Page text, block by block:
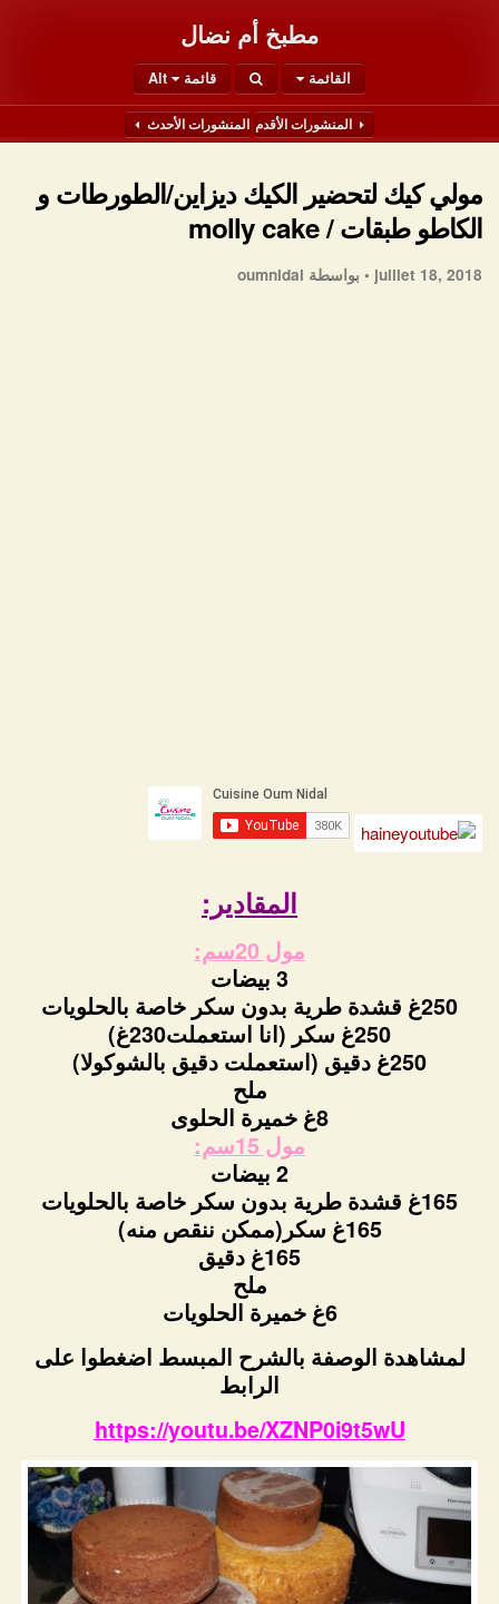
مطبخ أم نضال
القائمة قائمة Alt
المنشورات الأقدم المنشورات الأحدث
مولي كيك لتحضير الكيك ديزاين/الطورطات و
الكاطو طبقات / molly cake
juillet 18, 2018 • بواسطة oumnidal
المقادير:
مول 20سم:
3 بيضات
250غ قشدة طرية بدون سكر خاصة بالحلويات
250غ سكر (انا استعملت230غ)
250غ دقيق (استعملت دقيق بالشوكولا)
ملح
8غ خميرة الحلوى
مول 15سم:
2 بيضات
165غ قشدة طرية بدون سكر خاصة بالحلويات
165غ سكر(ممكن ننقص منه)
165غ دقيق
ملح
6غ خميرة الحلويات
لمشاهدة الوصفة بالشرح المبسط اضغطوا على
الرابط
https://youtu.be/XZNP0i9t5wU